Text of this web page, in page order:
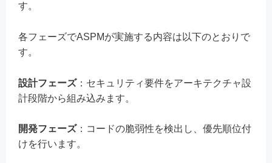
す。
各フェーズでASPMが実施する内容は以下のとおりで
す。
設計フェーズ：セキュリティ要件をアーキテクチャ設
計段階から組み込みます。
開発フェーズ：コードの脆弱性を検出し、優先順位付
けを行います。